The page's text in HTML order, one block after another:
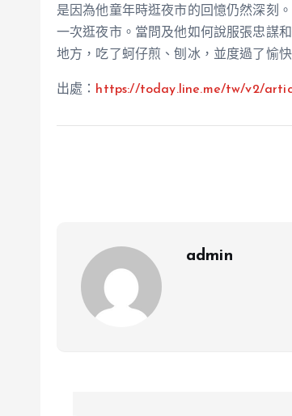
是因為他童年時逛夜市的回憶仍然深刻
一次逛夜市。當問及他如何說服張忠謀
地方，吃了蚵仔煎、刨冰，並度過了愉
出處： https://today.line.me/tw/v2/
admin